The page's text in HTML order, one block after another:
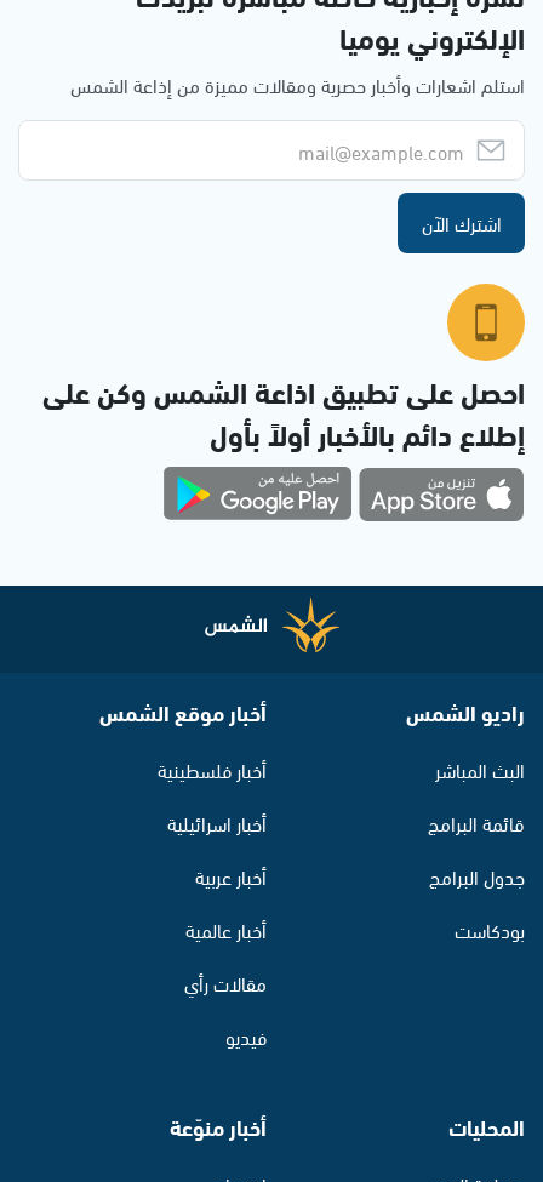
الإلكتروني يوميا
استلم اشعارات وأخبار حصرية ومقالات مميزة من إذاعة الشمس
اشترك الآن
احصل على تطبيق اذاعة الشمس وكن على
إطلاع دائم بالأخبار أولاً بأول
راديو الشمس
البث المباشر
قائمة البرامج
جدول البرامج
بودكاست
أخبار موقع الشمس
أخبار فلسطينية
أخبار اسرائيلية
أخبار عربية
أخبار عالمية
مقالات رأي
فيديو
المحليات أخبار منوّعة